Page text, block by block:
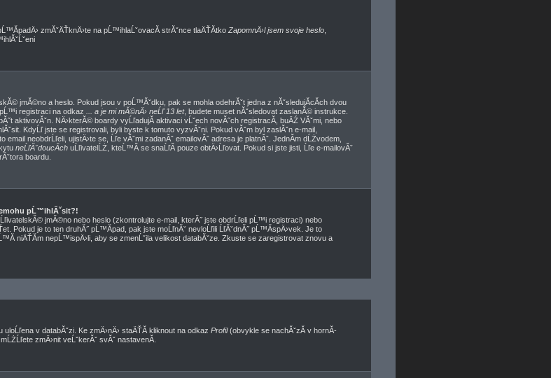
zmĂˇÄŤknÄ›te na pĹ™ihlaĹˇovacĂ­ strĂˇnce tlaÄŤĂ­tko ZapomnÄ›l jsem svoje heslo
jmĂ©no a heslo. Pokud jsou v poĹ™Ăˇdku, pak se mohla odehrĂˇt jedna z nĂˇsledujĂ­cĂ­ch dvou
pĹ™i registraci na odkaz
... a je mi mĂ©nÄ› neĹľ 13 let, budete muset nĂˇsledovat zaslanĂ© instrukce.
aktivovĂˇn. NÄ›kterĂ© boardy vyĹľadujĂ­ aktivaci vĹˇech novĂ˝ch registracĂ­, buÄŹ VĂˇmi, nebo
KdyĹľ jste se registrovali, byli byste k tomuto vyzvĂˇni. Pokud vĂˇm byl zaslĂˇn e-mail,
neobdrĹľeli, ujistÄ›te se, Ĺľe vĂˇmi zadanĂˇ emailovĂˇ adresa je platnĂˇ. JednĂ­m dĹŻvodem,
neĹľĂˇdoucĂ­ch uĹľivatelĹŻ, kteĹ™Ă­ se snaĹľĂ­ pouze obtÄ›Ĺľovat. Pokud si jste jisti, Ĺľe e-mailovĂˇ
boardu.
pĹ™ihlĂˇsit?!
jmĂ©no nebo heslo (zkontrolujte e-mail, kterĂ˝ jste obdrĹľeli pĹ™i registraci) nebo
Pokud je to ten druhĂ˝ pĹ™Ă­pad, pak jste moĹľnĂˇ nevloĹľili ĹľĂˇdnĂ˝ pĹ™Ă­spÄ›vek. Je to
niÄŤĂ­m nepĹ™ispÄ›li, aby se zmenĹˇila velikost databĂˇze. Zkuste se zaregistrovat znovu a
v databĂˇzi. Ke zmÄ›nÄ› staÄŤĂ­ kliknout na odkaz Profil(obvykle se nachĂˇzĂ­ v hornĂ­
zmÄ›nit veĹˇkerĂˇ svĂˇ nastavenĂ­.